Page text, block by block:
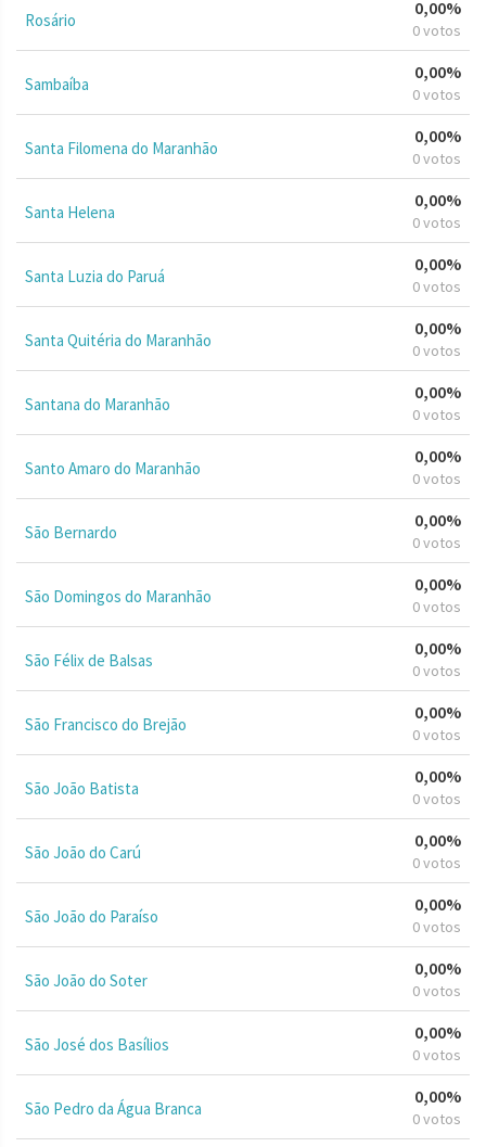
Rosário
0,00%
0 votos
Sambaíba
0,00%
0 votos
Santa Filomena do Maranhão
0,00%
0 votos
Santa Helena
0,00%
0 votos
Santa Luzia do Paruá
0,00%
0 votos
Santa Quitéria do Maranhão
0,00%
0 votos
Santana do Maranhão
0,00%
0 votos
Santo Amaro do Maranhão
0,00%
0 votos
São Bernardo
0,00%
0 votos
São Domingos do Maranhão
0,00%
0 votos
São Félix de Balsas
0,00%
0 votos
São Francisco do Brejão
0,00%
0 votos
São João Batista
0,00%
0 votos
São João do Carú
0,00%
0 votos
São João do Paraíso
0,00%
0 votos
São João do Soter
0,00%
0 votos
São José dos Basílios
0,00%
0 votos
São Pedro da Água Branca
0,00%
0 votos